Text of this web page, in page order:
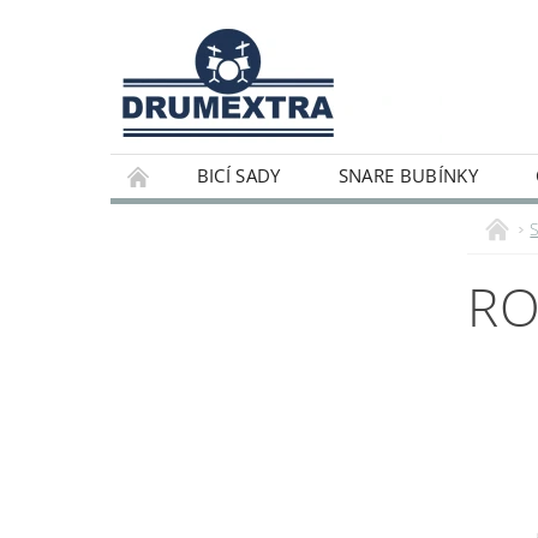
BICÍ SADY SNARE BUBÍNKY